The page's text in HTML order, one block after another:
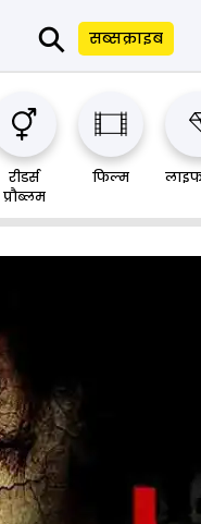
⚲ सब्सक्राइब
रीडर्स
प्रौब्लम
फिल्म